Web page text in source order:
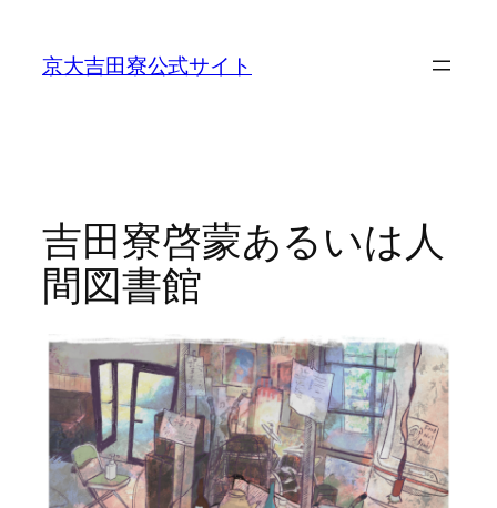
京大吉田寮公式サイト
吉田寮啓蒙あるいは人
間図書館